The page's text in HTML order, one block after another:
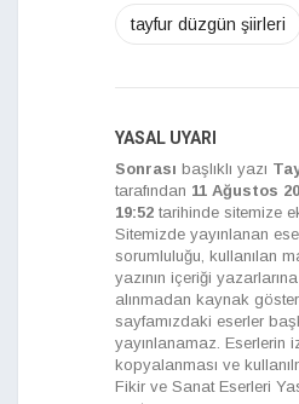
tayfur düzgün şiirleri
YASAL UYARI
Sonrası başlıklı yazı
tarafından 11 Ağustos
19:52 tarihinde sitemize
Sitemizde yayınlanan
sorumluluğu, kullanılan
yazının içeriği
alınmadan kaynak
sayfamızdaki eserler
yayınlanamaz. Eserlerin
kopyalanması ve
Fikir ve Sanat Eserleri